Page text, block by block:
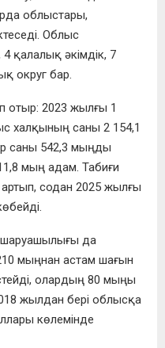
облыстары,
Облыс
4 қалалық әкімдік, 7
округ бар.
отыр: 2023 жылғы 1
халқының саны 2 154,1
саны 542,3 мыңды
мың адам. Табиғи
содан 2025 жылғы
шаруашылығы да
мыңнан астам шағын
олардың 80 мыңы
жылдан бері облысқа
көлемінде